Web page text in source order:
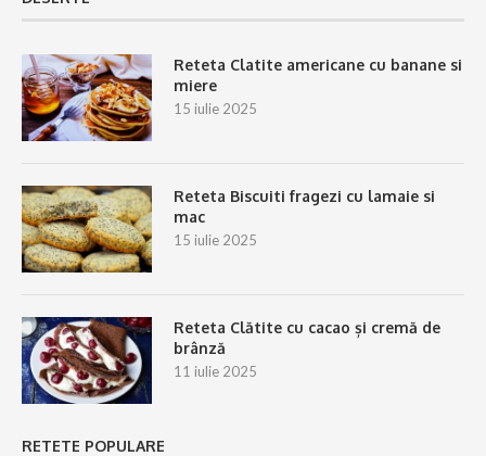
Reteta Clatite americane cu banane si
miere
15 iulie 2025
Reteta Biscuiti fragezi cu lamaie si
mac
15 iulie 2025
Reteta Clătite cu cacao și cremă de
brânză
11 iulie 2025
RETETE POPULARE